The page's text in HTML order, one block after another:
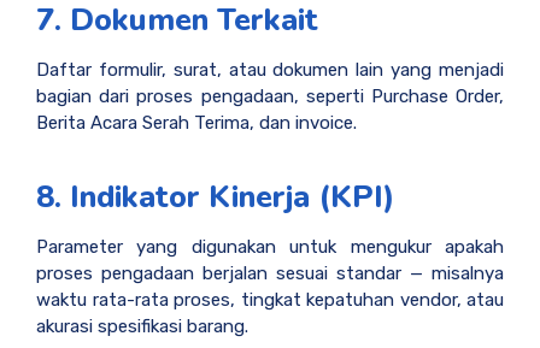
7. Dokumen Terkait
Daftar formulir, surat, atau dokumen lain yang menjadi
bagian dari proses pengadaan, seperti Purchase Order,
Berita Acara Serah Terima, dan invoice.
8. Indikator Kinerja (KPI)
Parameter yang digunakan untuk mengukur apakah
proses pengadaan berjalan sesuai standar — misalnya
waktu rata-rata proses, tingkat kepatuhan vendor, atau
akurasi spesifikasi barang.